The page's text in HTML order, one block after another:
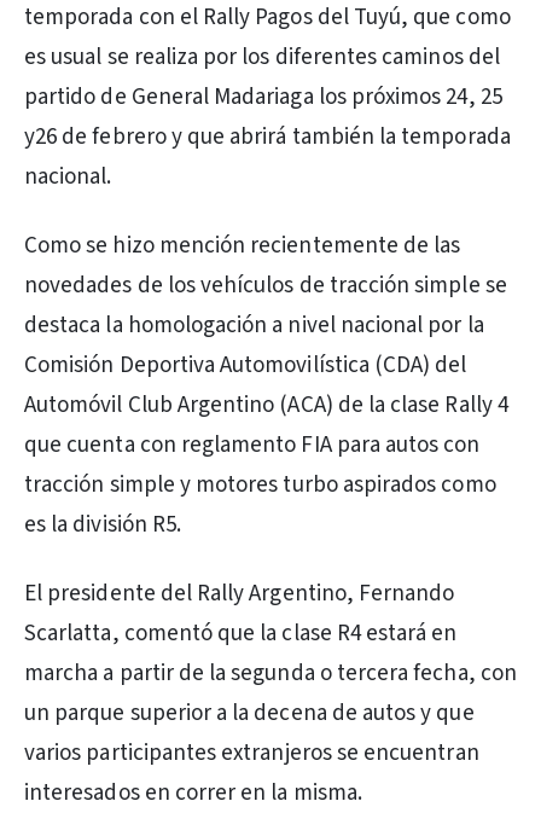
temporada con el Rally Pagos del Tuyú, que como
es usual se realiza por los diferentes caminos del
partido de General Madariaga los próximos 24, 25
y26 de febrero y que abrirá también la temporada
nacional.
Como se hizo mención recientemente de las
novedades de los vehículos de tracción simple se
destaca la homologación a nivel nacional por la
Comisión Deportiva Automovilística (CDA) del
Automóvil Club Argentino (ACA) de la clase Rally 4
que cuenta con reglamento FIA para autos con
tracción simple y motores turbo aspirados como
es la división R5.
El presidente del Rally Argentino, Fernando
Scarlatta, comentó que la clase R4 estará en
marcha a partir de la segunda o tercera fecha, con
un parque superior a la decena de autos y que
varios participantes extranjeros se encuentran
interesados en correr en la misma.